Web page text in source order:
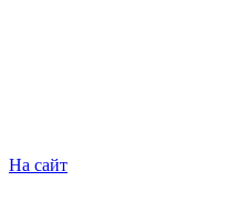
На сайт